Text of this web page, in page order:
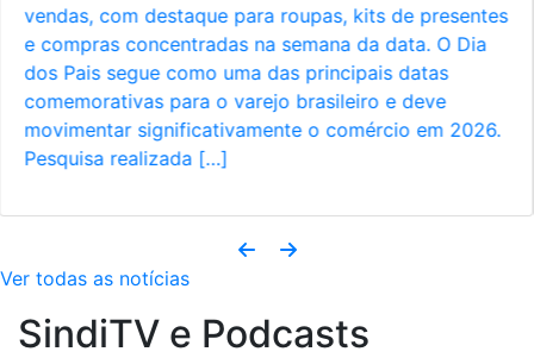
principal aliado dos empresários do comércio
Juiz de Fora para aumentar as vendas e
resultados. O segundo semestre concentra
das datas mais importantes para o varejo e
representa uma grande oportunidade para
empresários ampliarem o […]
Ver todas as notícias
SindiTV e Podcasts